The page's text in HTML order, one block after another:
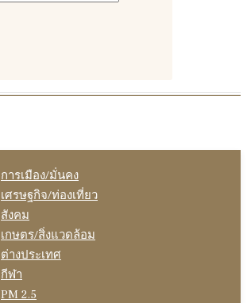
การเมือง/มั่นคง
เศรษฐกิจ/ท่องเที่ยว
สังคม
เกษตร/สิ่งแวดล้อม
ต่างประเทศ
กีฬา
PM 2.5